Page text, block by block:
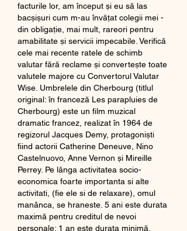
facturile lor, am început și eu să las
bacșișuri cum m-au învățat colegii mei -
din obligație, mai mult, rareori pentru
amabilitate și servicii impecabile. Verifică
cele mai recente ratele de schimb
valutar fără reclame și convertește toate
valutele majore cu Convertorul Valutar
Wise. Umbrelele din Cherbourg (titlul
original: în franceză Les parapluies de
Cherbourg) este un film muzical
dramatic francez, realizat în 1964 de
regizorul Jacques Demy, protagoniști
fiind actorii Catherine Deneuve, Nino
Castelnuovo, Anne Vernon și Mireille
Perrey. Pe lânga activitatea socio-
economica foarte importanta si alte
activitati, (fie ele si de relaxare), omul
manânca, se hraneste. 5 ani este durata
maximă pentru creditul de nevoi
personale; 1 an este durata minimă.